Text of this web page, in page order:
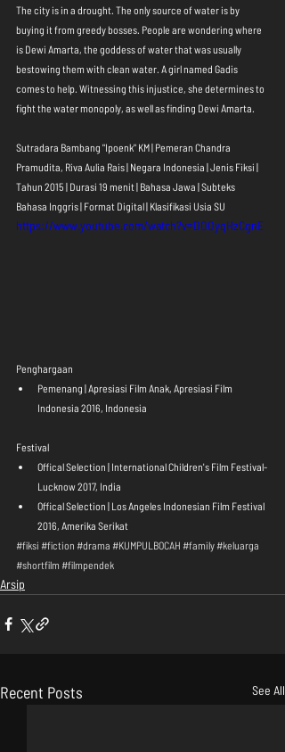
The city is in a drought. The only source of water is by
buying it from greedy bosses. People are wondering where
is Dewi Amarta, the goddess of water that was usually
bestowing them with clean water. A girl named Gadis
comes to help. Witnessing this injustice, she determines to
fight the water monopoly, as well as finding Dewi Amarta.
Sutradara Bambang "Ipoenk" KM | Pemeran Chandra
Pramudita, Riva Aulia Rais | Negara Indonesia | Jenis Fiksi |
Tahun 2015 | Durasi 19 menit | Bahasa Jawa | Subteks
Bahasa Inggris | Format Digital | Klasifikasi Usia SU
https://www.youtube.com/watch?v=DOOyqHzCgnE
Penghargaan
Pemenang | Apresiasi Film Anak, Apresiasi Film
Indonesia 2016, Indonesia
Festival
Offical Selection | International Children's Film Festival-
Lucknow 2017, India
Offical Selection | Los Angeles Indonesian Film Festival
2016, Amerika Serikat
#fiksi #fiction #drama #KUMPULBOCAH #family#keluarga
#shortfilm #filmpendek
Arsip
Recent Posts See All